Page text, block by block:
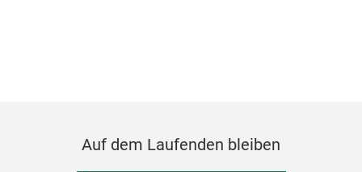
Auf dem Laufenden bleiben